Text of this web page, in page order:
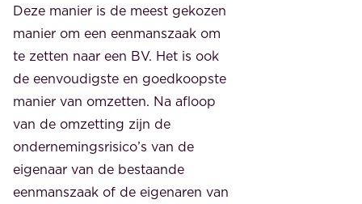
Deze manier is de meest gekozen
manier om een eenmanszaak om
te zetten naar een BV. Het is ook
de eenvoudigste en goedkoopste
manier van omzetten. Na afloop
van de omzetting zijn de
ondernemingsrisico’s van de
eigenaar van de bestaande
eenmanszaak of de eigenaren van